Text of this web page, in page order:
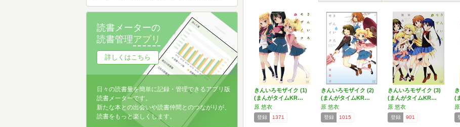
きんいろモザイク (1)
(まんがタイムKR…
原 悠衣
登録 1371
きんいろモザイク (2)
(まんがタイムKR…
原 悠衣
登録 1015
きんいろモザイク (3)
(まんがタイムKR…
原 悠衣
登録 901
(
読書メーターの
読書管理アプリ
詳しくはこちら
日々の読書量を簡単に記録・管理できるアプリ版
読書メーターです。
新たな本との出会いや読書仲間とのつながりが、
読書をもっと楽しくします。